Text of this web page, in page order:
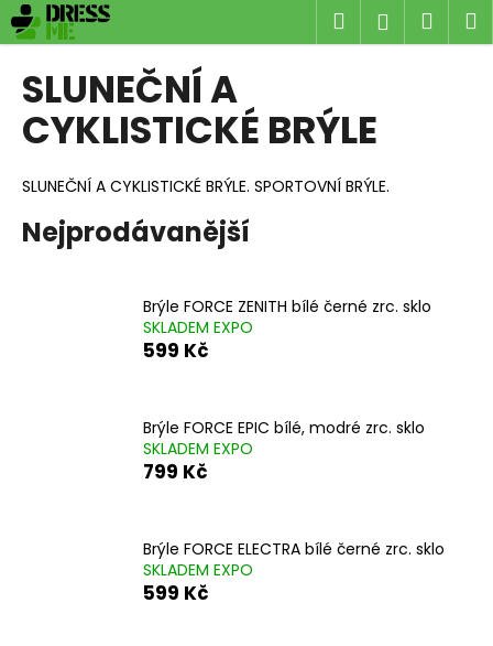
Přejít
na
obsah
Hledat
SLUNEČNÍ A
CYKLISTICKÉ BRÝLE
SLUNEČNÍ A CYKLISTICKÉ BRÝLE. SPORTOVNÍ BRÝLE.
Nejprodávanější
Brýle FORCE ZENITH bílé černé zrc. sklo
SKLADEM EXPO
599 Kč
Brýle FORCE EPIC bílé, modré zrc. sklo
SKLADEM EXPO
799 Kč
Brýle FORCE ELECTRA bílé černé zrc. sklo
SKLADEM EXPO
599 Kč
K
o
C
o
p
t